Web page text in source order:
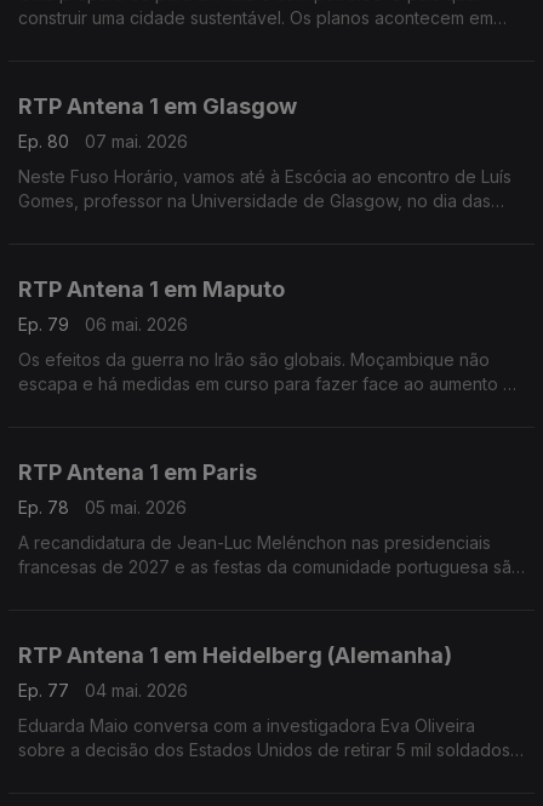
construir uma cidade sustentável. Os planos acontecem em
RTP Antena 1 em Glasgow
Ep. 80
07 mai. 2026
Neste Fuso Horário, vamos até à Escócia ao encontro de Luís
Gomes, professor na Universidade de Glasgow, no dia das
RTP Antena 1 em Maputo
Ep. 79
06 mai. 2026
Os efeitos da guerra no Irão são globais. Moçambique não
escapa e há medidas em curso para fazer face ao aumento do
RTP Antena 1 em Paris
Ep. 78
05 mai. 2026
A recandidatura de Jean-Luc Melénchon nas presidenciais
francesas de 2027 e as festas da comunidade portuguesa são
RTP Antena 1 em Heidelberg (Alemanha)
Ep. 77
04 mai. 2026
Eduarda Maio conversa com a investigadora Eva Oliveira
sobre a decisão dos Estados Unidos de retirar 5 mil soldados